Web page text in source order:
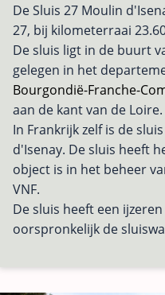
De Sluis 27 Moulin
27, bij kilometerraai
De sluis ligt in de buurt
gelegen in het
Bourgondië-Franche-
aan de kant van de Loire.
In Frankrijk zelf is de
d'Isenay. De sluis heeft
object is in het beheer
VNF.
De sluis heeft een
oorspronkelijk de